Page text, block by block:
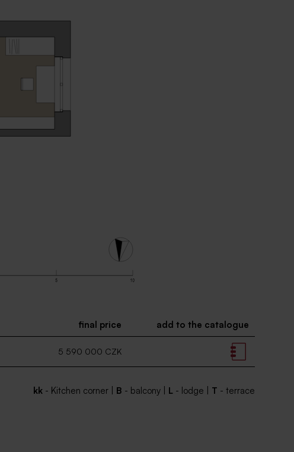
final price add to the catalogue
5 590 000 CZK
kk - Kitchen corner | B - balcony | L - lodge | T - terrace